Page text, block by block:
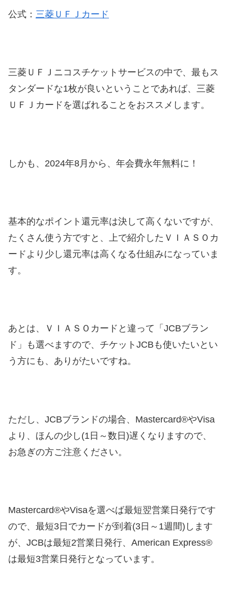
公式： 三菱ＵＦＪカード
三菱ＵＦＪニコスチケットサービスの中で、最もス
タンダードな1枚が良いということであれば、三菱
ＵＦＪカードを選ばれることをおススメします。
しかも、2024年8月から、年会費永年無料に！
基本的なポイント還元率は決して高くないですが、
たくさん使う方ですと、上で紹介したＶＩＡＳＯカ
ードより少し還元率は高くなる仕組みになっていま
す。
あとは、ＶＩＡＳＯカードと違って「JCBブラン
ド」も選べますので、チケットJCBも使いたいとい
う方にも、ありがたいですね。
ただし、JCBブランドの場合、Mastercard®やVisa
より、ほんの少し(1日～数日)遅くなりますので、
お急ぎの方ご注意ください。
Mastercard®やVisaを選べば最短翌営業日発行です
ので、最短3日でカードが到着(3日～1週間)します
が、JCBは最短2営業日発行、American Express®
は最短3営業日発行となっています。